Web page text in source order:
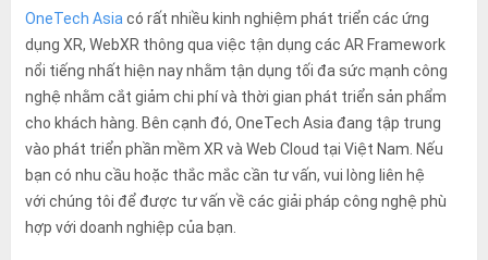
OneTech Asia có rất nhiều kinh nghiệm phát triển các ứng
dụng XR, WebXR thông qua việc tận dụng các AR Framework
nổi tiếng nhất hiện nay nhằm tận dụng tối đa sức mạnh công
nghệ nhằm cắt giảm chi phí và thời gian phát triển sản phẩm
cho khách hàng. Bên cạnh đó, OneTech Asia đang tập trung
vào phát triển phần mềm XR và Web Cloud tại Việt Nam. Nếu
bạn có nhu cầu hoặc thắc mắc cần tư vấn, vui lòng liên hệ
với chúng tôi để được tư vấn về các giải pháp công nghệ phù
hợp với doanh nghiệp của bạn.